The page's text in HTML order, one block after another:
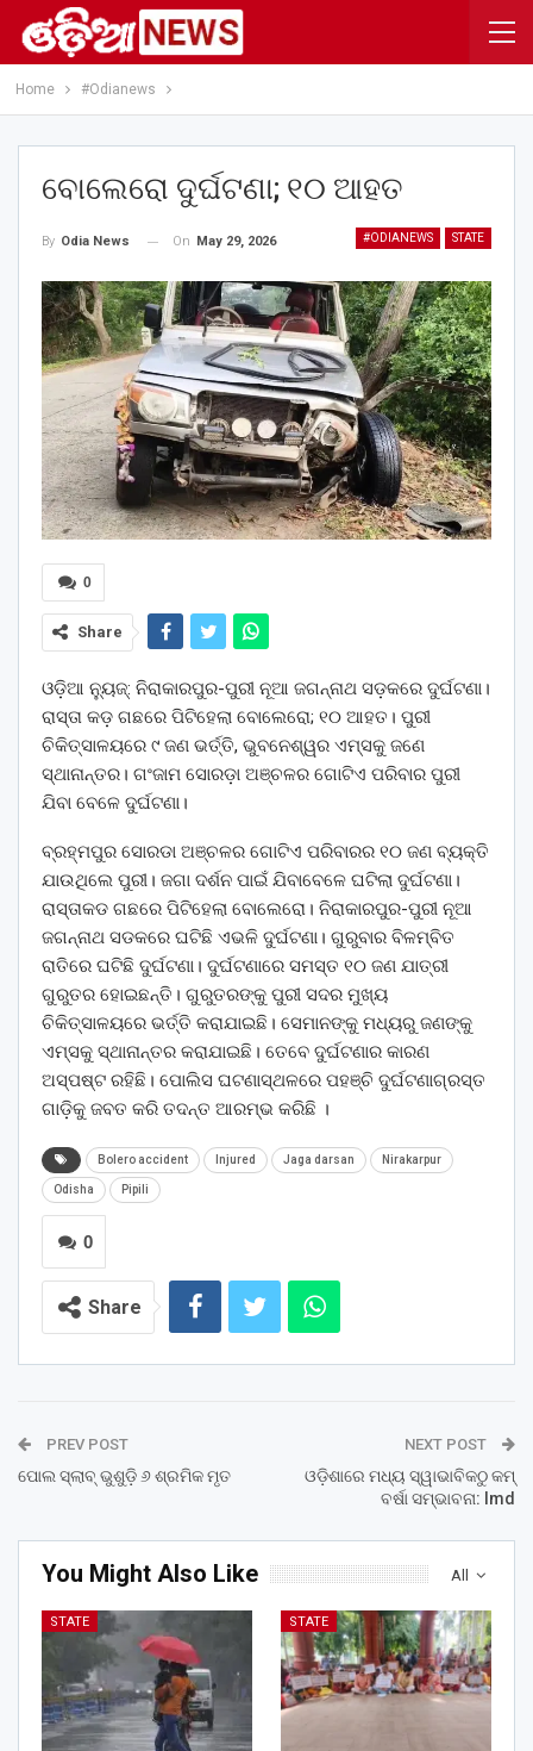
Home #Odianews
ବୋଲେରୋ ଦୁର୍ଘଟଣା; ୧୦ ଆହତ
#ODIANEWS STATE
By Odia News On May 29, 2026
0
Share
ଓଡ଼ିଆ ନ୍ୟୁଜ୍: ନିରାକାରପୁର-ପୁରୀ ନୂଆ ଜଗନ୍ନାଥ ସଡ଼କରେ ଦୁର୍ଘଟଣା।
ରାସ୍ତା କଡ଼ ଗଛରେ ପିଟିହେଲା ବୋଲେରୋ; ୧୦ ଆହତ। ପୁରୀ
ଚିକିତ୍ସାଳୟରେ ୯ ଜଣ ଭର୍ତ୍ତି, ଭୁବନେଶ୍ୱର ଏମ୍ସକୁ ଜଣେ
ସ୍ଥାନାନ୍ତର। ଗଂଜାମ ସୋରଡ଼ା ଅଞ୍ଚଳର ଗୋଟିଏ ପରିବାର ପୁରୀ
ଯିବା ବେଳେ ଦୁର୍ଘଟଣା।
ବ୍ରହ୍ମପୁର ସୋରଡା ଅଞ୍ଚଳର ଗୋଟିଏ ପରିବାରର ୧୦ ଜଣ ବ୍ୟକ୍ତି
ଯାଉଥିଲେ ପୁରୀ। ଜଗା ଦର୍ଶନ ପାଇଁ ଯିବାବେଳେ ଘଟିଲା ଦୁର୍ଘଟଣା।
ରାସ୍ତାକଡ ଗଛରେ ପିଟିହେଲା ବୋଲେରୋ। ନିରାକାରପୁର-ପୁରୀ ନୂଆ
ଜଗନ୍ନାଥ ସଡକରେ ଘଟିଛି ଏଭଳି ଦୁର୍ଘଟଣା। ଗୁରୁବାର ବିଳମ୍ବିତ
ରାତିରେ ଘଟିଛି ଦୁର୍ଘଟଣା। ଦୁର୍ଘଟଣାରେ ସମସ୍ତ ୧୦ ଜଣ ଯାତ୍ରୀ
ଗୁରୁତର ହୋଇଛନ୍ତି। ଗୁରୁତରଙ୍କୁ ପୁରୀ ସଦର ମୁଖ୍ୟ
ଚିକିତ୍ସାଳୟରେ ଭର୍ତ୍ତି କରାଯାଇଛି। ସେମାନଙ୍କୁ ମଧ୍ୟରୁ ଜଣଙ୍କୁ
ଏମ୍ସକୁ ସ୍ଥାନାନ୍ତର କରାଯାଇଛି। ତେବେ ଦୁର୍ଘଟଣାର କାରଣ
ଅସ୍ପଷ୍ଟ ରହିଛି। ପୋଲିସ ଘଟଣାସ୍ଥଳରେ ପହଞ୍ଚି ଦୁର୍ଘଟଣାଗ୍ରସ୍ତ
ଗାଡ଼ିକୁ ଜବତ କରି ତଦନ୍ତ ଆରମ୍ଭ କରିଛି ।
Bolero accident Injured Jaga darsan Nirakarpur
Odisha Pipili
0
Share
PREV POST
ପୋଲ ସ୍ଲାବ୍ ଭୁଶୁଡ଼ି ୬ ଶ୍ରମିକ ମୃତ
NEXT POST
ଓଡ଼ିଶାରେ ମଧ୍ୟ ସ୍ୱାଭାବିକଠୁ କମ୍‌
ବର୍ଷା ସମ୍ଭାବନା: Imd
All
You Might Also Like
STATE STATE